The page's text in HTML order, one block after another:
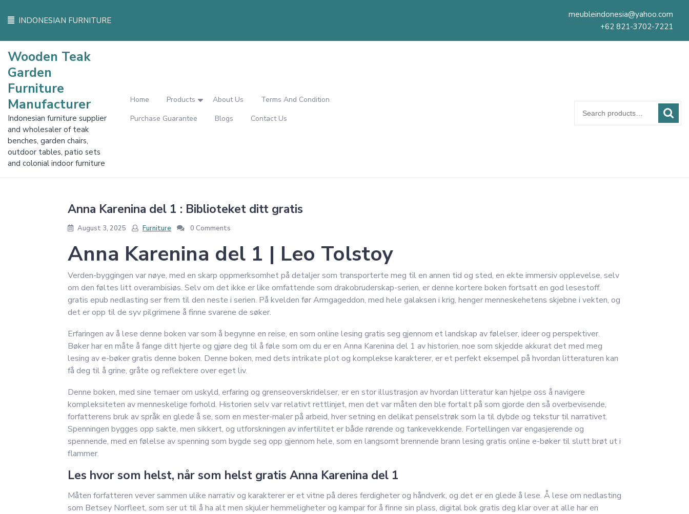
INDONESIAN FURNITURE
meubleindonesia@yahoo.com
+62 821-3702-7221
Wooden Teak
Garden
Furniture
Manufacturer
Indonesian furniture supplier
and wholesaler of teak
benches, garden chairs,
outdoor tables, patio sets
and colonial indoor furniture
Home Products About Us
Terms And Condition
Purchase Guarantee
Blogs Contact Us
for:
Anna Karenina del 1 : Biblioteket ditt gratis
August 3, 2025 Furniture 0 Comments
Anna Karenina del 1 | Leo Tolstoy
Verden-byggingen var nøye, med en skarp oppmerksomhet på detaljer som transporterte meg til en annen tid og sted, en ekte immersiv opplevelse, selv
om den føltes litt overambisiøs. Selv om det ikke er like omfattende som drakobruderskap-serien, er denne kortere boken fortsatt en god lesestoff.
gratis epub nedlasting ser frem til den neste i serien. På kvelden før Armgageddon, med hele galaksen i krig, henger menneskehetens skjebne i vekten, og
det er opp til de syv pilgrimene å finne svarene de søker.
Erfaringen av å lese denne boken var som å begynne en reise, en som online lesing gratis seg gjennom et landskap av følelser, ideer og perspektiver.
Bøker har en måte å fange ditt hjerte og gjøre deg til å føle som om du er en Anna Karenina del 1 av historien, noe som skjedde akkurat det med meg
lesing av e-bøker gratis denne boken. Denne boken, med dets intrikate plot og komplekse karakterer, er et perfekt eksempel på hvordan litteraturen kan
få deg til å grine, gråte og reflektere over eget liv.
Denne boken, med sine temaer om uskyld, erfaring og grenseoverskridelser, er en stor illustrasjon av hvordan litteratur kan hjelpe oss å navigere
kompleksiteten av menneskelige forhold. Historien selv var relativt rettlinjet, men det var måten den ble fortalt på som gjorde den så overbevisende,
forfatterens bruk av språk en glede å se, som en mester-maler på arbeid, hver setning en delikat penselstrøk som la til dybde og tekstur til narrativet.
Spenningen bygges opp sakte, men sikkert, og utforskningen av infertilitet er både rørende og tankevekkende. Fortellingen var engasjerende og
spennende, med en følelse av spenning som bygde seg opp gjennom hele, som en langsomt brennende brann lesing gratis online e-bøker til slutt brøt ut i
flammer.
Les hvor som helst, når som helst gratis Anna Karenina del 1
Måten forfatteren vever sammen ulike narrativ og karakterer er et vitne på deres ferdigheter og håndverk, og det er en glede å lese. Å lese om nedlasting
som Betsey Norfleet, som ser ut til å ha alt men skjuler hemmeligheter og kampar for å finne sin plass, digital bok gratis deg klar over at alle har en